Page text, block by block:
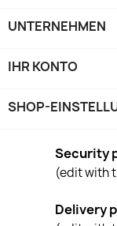
UNTERNEHMEN
IHR KONTO
SHOP-
Security
(edit with
Delivery